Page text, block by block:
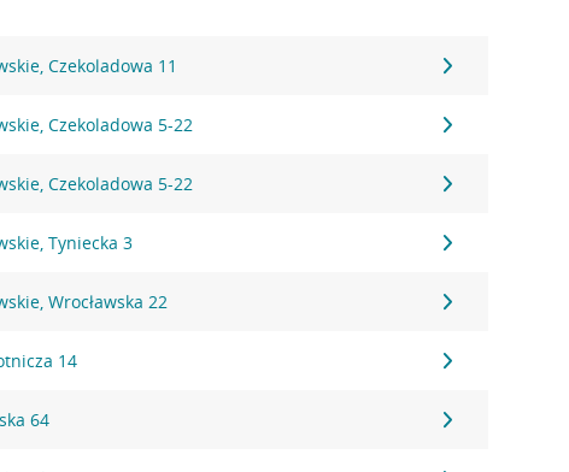
Czekoladowa 11
Czekoladowa 5-22
Czekoladowa 5-22
Tyniecka 3
Wrocławska 22
14
64